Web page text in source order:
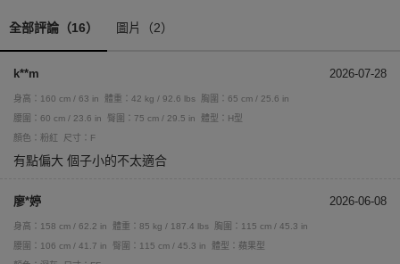
全部評論（16） 圖片（2）
k**m 2026-07-28
身高：160 cm / 63 in 體重：42 kg / 92.6 lbs
胸圍：65 cm / 25.6 in
腰圍：60 cm / 23.6 in
臀圍：75 cm / 29.5 in
體型：H型
顏色：粉紅
尺寸：F
有點偏大 個子小的不太適合
廖*婷 2026-06-08
身高：158 cm / 62.2 in 體重：85 kg / 187.4 lbs
胸圍：115 cm / 45.3 in
腰圍：106 cm / 41.7 in
臀圍：115 cm / 45.3 in
體型：蘋果型